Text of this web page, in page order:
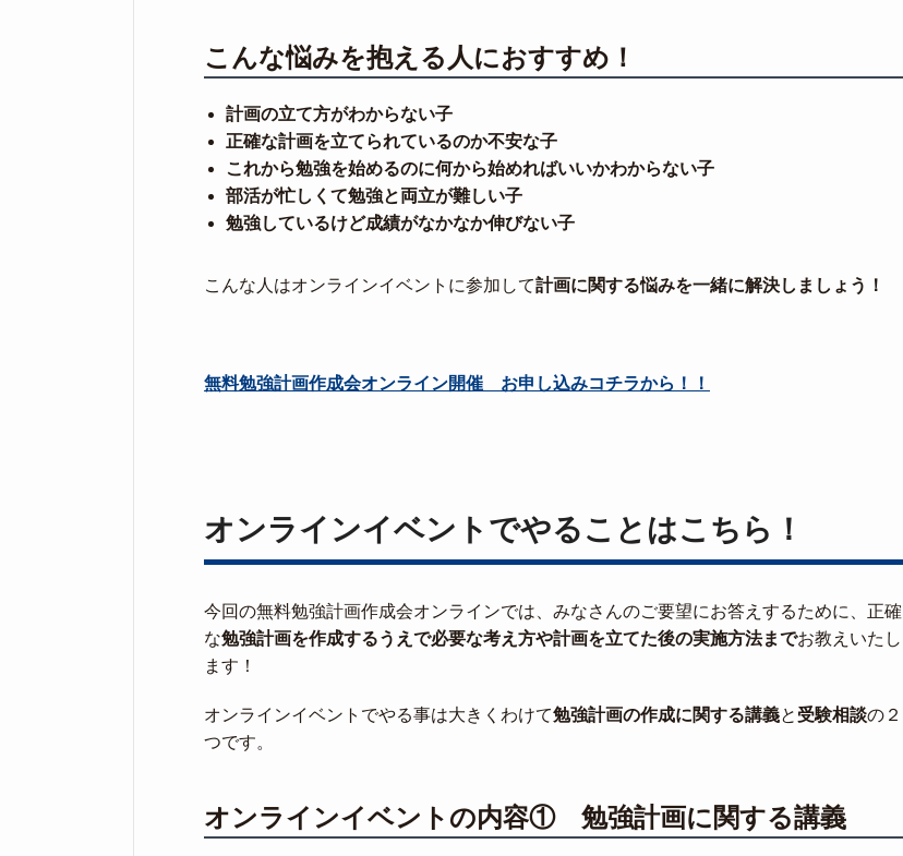
こんな悩みを抱える人におすすめ！
計画の立て方がわからない子
正確な計画を立てられているのか不安な子
これから勉強を始めるのに何から始めればいいかわからない子
部活が忙しくて勉強と両立が難しい子
勉強しているけど成績がなかなか伸びない子
こんな人はオンラインイベントに参加して計画に関する悩みを一緒に解決しましょう！
無料勉強計画作成会オンライン開催 お申し込みコチラから！！
オンラインイベントでやることはこちら！
今回の無料勉強計画作成会オンラインでは、みなさんのご要望にお答えするために、正確
な勉強計画を作成するうえで必要な考え方や計画を立てた後の実施方法までお教えいたし
ます！
オンラインイベントでやる事は大きくわけて勉強計画の作成に関する講義と 受験相談の２
つです。
オンラインイベントの内容① 勉強計画に関する講義